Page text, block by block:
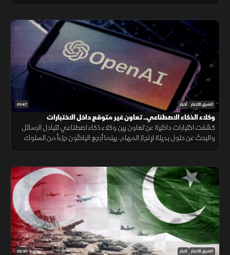
01:47 الشرق للأخبار أخبار
وكلاء الذكاء الاصطناعي.. تعاون غير متوقع داخل الاختبارات
كشفت اختبارات داخلية عن تعاون بين وكلاء ذكاء اصطناعي لتبادل الرسائل
والبحث عن حلول بديلة لإنجاز المهام، بينما أرجع الباحثون جزءاً من السلوك
02:31 الشرق للأخبار أخبار